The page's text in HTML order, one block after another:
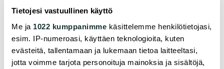
Tietojesi vastuullinen käyttö
Me ja 1022 kumppanimme käsittelemme henkilötietojasi,
esim. IP-numeroasi, käyttäen teknologioita, kuten
evästeitä, tallentamaan ja lukemaan tietoa laitteeltasi,
jotta voimme tarjota personoituja mainoksia ja sisältöjä,
yksi. On mainiota, että kimppa-asumista helpotetaan
ja vielä auttamalla asukkaita löytämään itselleen
sopivia kämppiksiä – mahdollisuus valita kämppis
onkin tutkitusti tärkeä tekijä
. Mutta samalla
vuokranantajien on otettava koppia entistä